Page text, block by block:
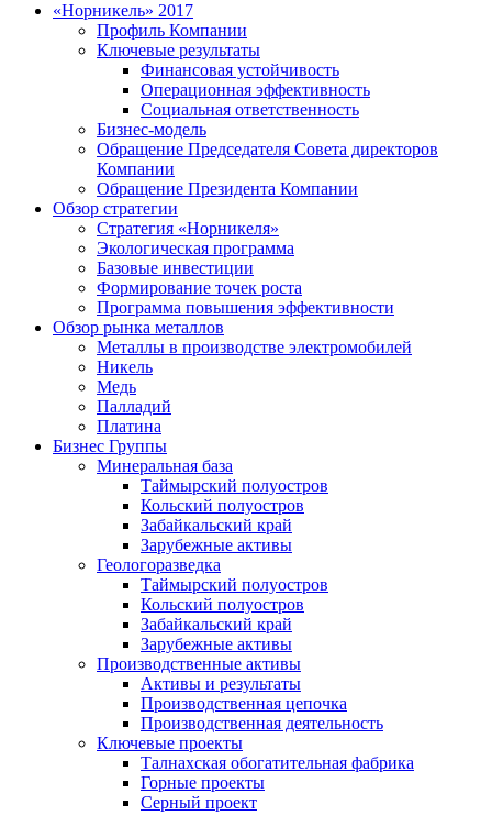
«Норникель» 2017
Профиль Компании
Ключевые результаты
Финансовая устойчивость
Операционная эффективность
Социальная ответственность
Бизнес-модель
Обращение Председателя Совета директоров
Компании
Обращение Президента Компании
Обзор стратегии
Стратегия «Норникеля»
Экологическая программа
Базовые инвестиции
Формирование точек роста
Программа повышения эффективности
Обзор рынка металлов
Металлы в производстве электромобилей
Никель
Медь
Палладий
Платина
Бизнес Группы
Минеральная база
Таймырский полуостров
Кольский полуостров
Забайкальский край
Зарубежные активы
Геологоразведка
Таймырский полуостров
Кольский полуостров
Забайкальский край
Зарубежные активы
Производственные активы
Активы и результаты
Производственная цепочка
Производственная деятельность
Ключевые проекты
Талнахская обогатительная фабрика
Горные проекты
Серный проект